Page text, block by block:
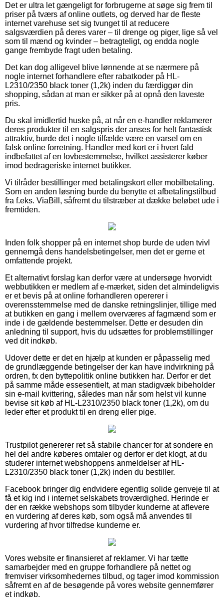
Det er ultra let gængeligt for forbrugerne at søge sig frem til
priser på tværs af online outlets, og derved har de fleste
internet varehuse set sig tvunget til at reducere
salgsværdien på deres varer – til drenge og piger, lige så vel
som til mænd og kvinder – betragteligt, og endda nogle
gange frembyde fragt uden betaling.
Det kan dog alligevel blive lønnende at se nærmere på
nogle internet forhandlere efter rabatkoder på HL-
L2310/2350 black toner (1,2k) inden du færdiggør din
shopping, sådan at man er sikker på at opnå den laveste
pris.
Du skal imidlertid huske på, at når en e-handler reklamerer
deres produkter til en salgspris der anses for helt fantastisk
attraktiv, burde det i nogle tilfælde være en varsel om en
falsk online forretning. Handler med kort er i hvert fald
indbefattet af en lovbestemmelse, hvilket assisterer køber
imod bedrageriske internet butikker.
Vi tilråder bestillinger med betalingskort eller mobilbetaling.
Som en anden løsning burde du benytte et afbetalingstilbud
fra f.eks. ViaBill, såfremt du tilstræber at dække beløbet ude i
fremtiden.
Inden folk shopper på en internet shop burde de uden tvivl
gennemgå dens handelsbetingelser, men det er gerne et
omfattende projekt.
Et alternativt forslag kan derfor være at undersøge hvorvidt
webbutikken er medlem af e-mærket, siden det almindeligvis
er et bevis på at online forhandleren opererer i
overensstemmelse med de danske retningslinjer, tillige med
at butikken en gang i mellem overværes af fagmænd som er
inde i de gældende bestemmelser. Dette er desuden din
anledning til support, hvis du udsættes for problemstillinger
ved dit indkøb.
Udover dette er det en hjælp at kunden er påpasselig med
de grundlæggende betingelser der kan have indvirkning på
ordren, fx den byttepolitik online butikken har. Derfor er det
på samme måde essesentielt, at man stadigvæk bibeholder
sin e-mail kvittering, således man når som helst vil kunne
bevise sit køb af HL-L2310/2350 black toner (1,2k), om du
leder efter et produkt til en dreng eller pige.
Trustpilot genererer ret så stabile chancer for at sondere en
hel del andre køberes omtaler og derfor er det klogt, at du
studerer internet webshoppens anmeldelser af HL-
L2310/2350 black toner (1,2k) inden du bestiller.
Facebook bringer dig endvidere egentlig solide genveje til at
få et kig ind i internet selskabets troværdighed. Herinde er
der en række webshops som tilbyder kunderne at aflevere
en vurdering af deres køb, som også må anvendes til
vurdering af hvor tilfredse kunderne er.
Vores website er finansieret af reklamer. Vi har tætte
samarbejder med en gruppe forhandlere på nettet og
fremviser virksomhedernes tilbud, og tager imod kommission
såfremt en af de besøgende på vores website gennemfører
et indkøb.